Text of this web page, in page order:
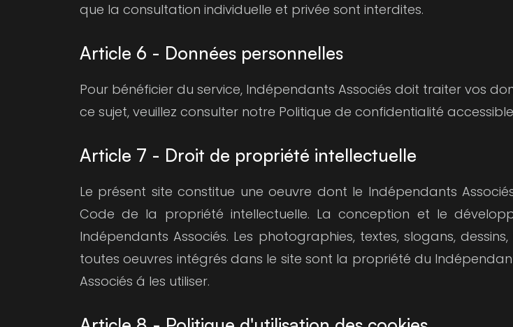
que la consultation individuelle et privée sont interdites.
Article 6 - Données personnelles
Pour bénéficier du service, Indépendants Associés doit traiter vos
ce sujet, veuillez consulter notre Politique de confidentialité
Article 7 - Droit de propriété intellectuelle
Le présent site constitue une oeuvre dont le Indépendants
Code de la propriété intellectuelle. La conception et le
Indépendants Associés. Les photographies, textes, slogans,
toutes oeuvres intégrés dans le site sont la propriété du
Associés á les utiliser.